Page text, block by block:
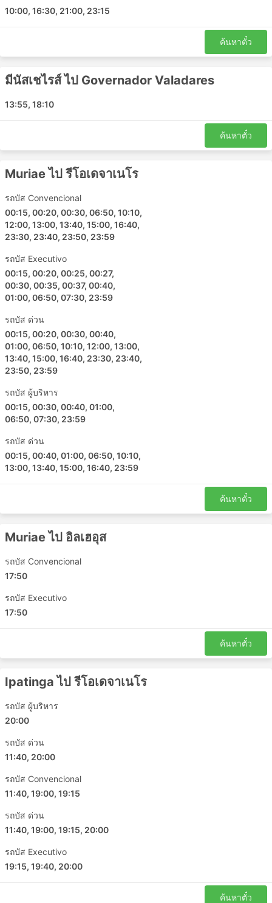
10:00, 16:30, 21:00, 23:15
ค้นหาตั๋ว
มีนัสเชไรส์ ไป Governador Valadares
13:55, 18:10
ค้นหาตั๋ว
Muriae ไป รีโอเดจาเนโร
รถบัส Convencional
00:15, 00:20, 00:30, 06:50, 10:10,
12:00, 13:00, 13:40, 15:00, 16:40,
23:30, 23:40, 23:50, 23:59
รถบัส Executivo
00:15, 00:20, 00:25, 00:27,
00:30, 00:35, 00:37, 00:40,
01:00, 06:50, 07:30, 23:59
รถบัส ด่วน
00:15, 00:20, 00:30, 00:40,
01:00, 06:50, 10:10, 12:00, 13:00,
13:40, 15:00, 16:40, 23:30, 23:40,
23:50, 23:59
รถบัส ผู้บริหาร
00:15, 00:30, 00:40, 01:00,
06:50, 07:30, 23:59
รถบัส ด่วน
00:15, 00:40, 01:00, 06:50, 10:10,
13:00, 13:40, 15:00, 16:40, 23:59
ค้นหาตั๋ว
Muriae ไป อิลเฮอุส
รถบัส Convencional
17:50
รถบัส Executivo
17:50
ค้นหาตั๋ว
Ipatinga ไป รีโอเดจาเนโร
รถบัส ผู้บริหาร
20:00
รถบัส ด่วน
11:40, 20:00
รถบัส Convencional
11:40, 19:00, 19:15
รถบัส ด่วน
11:40, 19:00, 19:15, 20:00
รถบัส Executivo
19:15, 19:40, 20:00
ค้นหาตั๋ว